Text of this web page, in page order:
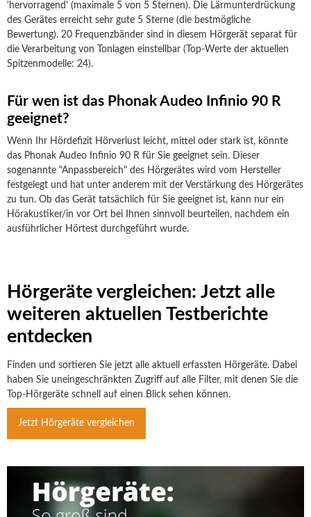
'hervorragend' (maximale 5 von 5 Sternen). Die Lärmunterdrückung
des Gerätes erreicht sehr gute 5 Sterne (die bestmögliche
Bewertung). 20 Frequenzbänder sind in diesem Hörgerät separat für
die Verarbeitung von Tonlagen einstellbar (Top-Werte der aktuellen
Spitzenmodelle: 24).
Für wen ist das Phonak Audeo Infinio 90 R
geeignet?
Wenn Ihr Hördefizit Hörverlust leicht, mittel oder stark ist, könnte
das Phonak Audeo Infinio 90 R für Sie geeignet sein. Dieser
sogenannte "Anpassbereich" des Hörgerätes wird vom Hersteller
festgelegt und hat unter anderem mit der Verstärkung des Hörgerätes
zu tun. Ob das Gerät tatsächlich für Sie geeignet ist, kann nur ein
Hörakustiker/in vor Ort bei Ihnen sinnvoll beurteilen, nachdem ein
ausführlicher Hörtest durchgeführt wurde.
Hörgeräte vergleichen: Jetzt alle
weiteren aktuellen Testberichte
entdecken
Finden und sortieren Sie jetzt alle aktuell erfassten Hörgeräte. Dabei
haben Sie uneingeschränkten Zugriff auf alle Filter, mit denen Sie die
Top-Hörgeräte schnell auf einen Blick sehen können.
Jetzt Hörgeräte vergleichen